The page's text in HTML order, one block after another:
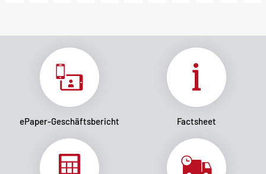
ePaper-Geschäftsbericht Factsheet